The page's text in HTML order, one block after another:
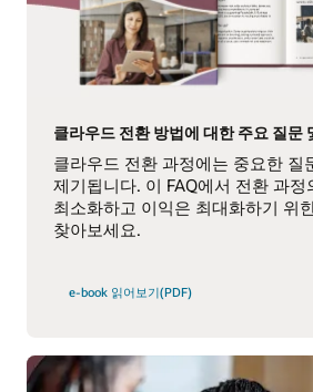
클라우드 전환 방법에 대한 주요 질문
클라우드 전환 과정에는 중요한 질
제기됩니다. 이 FAQ에서 전환 과정
최소화하고 이익은 최대화하기 위
찾아보세요.
e-book 읽어보기(PDF)